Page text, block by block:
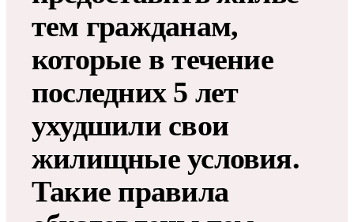
тем гражданам,
которые в течение
последних 5 лет
ухудшили свои
жилищные условия.
Такие правила